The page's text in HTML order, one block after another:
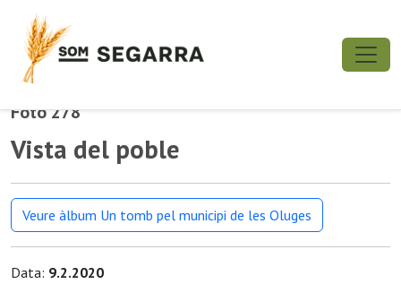
Foto 278
Vista del poble
Veure àlbum Un tomb pel municipi de les Oluges
Data: 9.2.2020